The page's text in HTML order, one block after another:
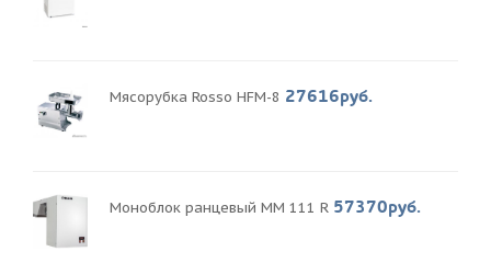
Мясорубка Rosso HFM-8 27616руб.
Моноблок ранцевый MM 111 R 57370руб.